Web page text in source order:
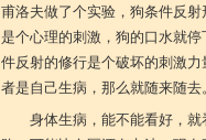
甫洛夫做了个实验，狗条件反
是个心理的刺激，狗的口水就
件反射的修行是个破坏的刺激
者是自己生病，那么就随来随
身体生病，能不能看好，